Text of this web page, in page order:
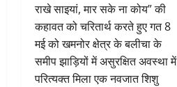
राखे साइयां, मार सके ना कोय” की
कहावत को चरितार्थ करते हुए गत 8
मई को खमनोर क्षेत्र के बलीचा के
समीप झाड़ियों में असुरक्षित अवस्था में
परित्यक्त मिला एक नवजात शिशु